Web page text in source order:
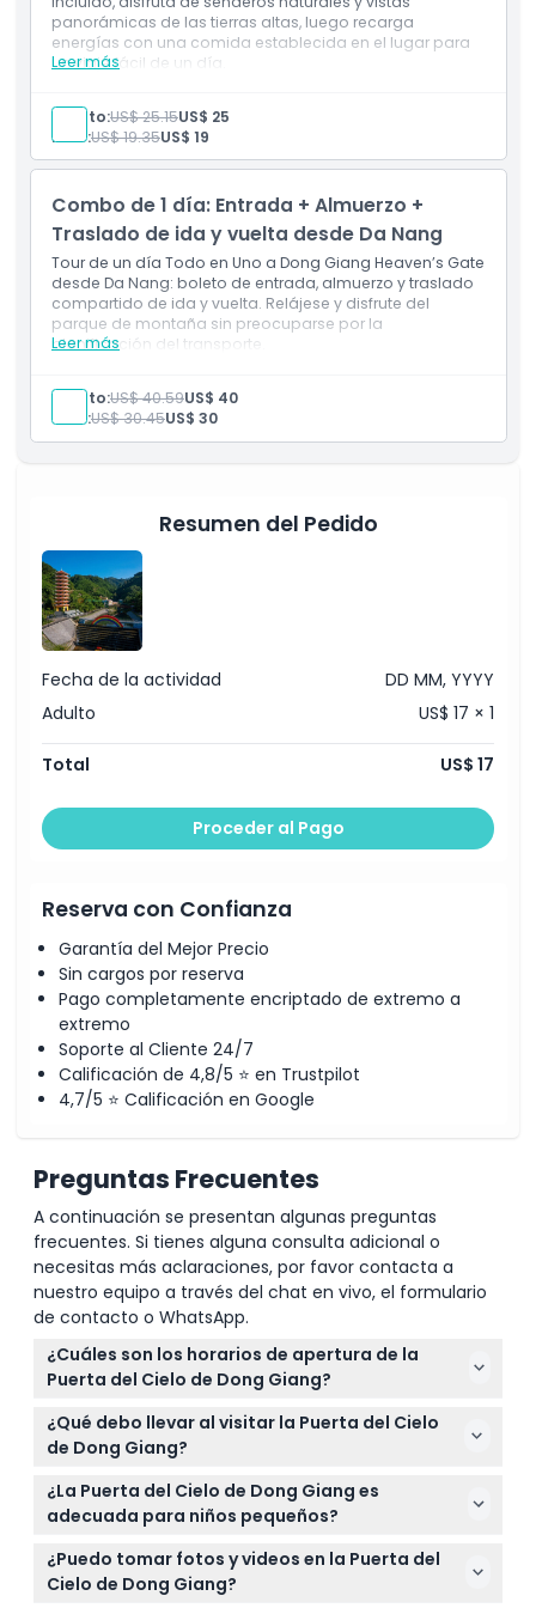
Horario de Apertura
Cosas a Saber
Ubicación
Código de Vestimenta
Política de Cancelación
panorámicas de las tierras altas, luego recarga
energías con una comida establecida en el lugar para
un viaje fácil de un día.
Leer más
Entrada a las atracciones
Almuerzo
Adulto:US$ 25.15US$ 25
Niño:US$ 19.35US$ 19
Combo de 1 día: Entrada + Almuerzo +
Traslado de ida y vuelta desde Da Nang
Tour de un día Todo en Uno a Dong Giang Heaven’s Gate
desde Da Nang: boleto de entrada, almuerzo y traslado
compartido de ida y vuelta. Relájese y disfrute del
parque de montaña sin preocuparse por la
planificación del transporte.
Leer más
Autobús lanzadera ida y vuelta desde Da Nang a
Dong Giang
Boleto de entrada que cubre todas las atracciones
Experiencia de tejido tradicional de brocado en la
Aldea Cultural Co Tu
Adulto:US$ 40.59US$ 40
Niño:US$ 30.45US$ 30
Resumen del Pedido
Fecha de la actividad
DD MM, YYYY
Adulto
US$ 17 × 1
Total US$ 17
Proceder al Pago
Reserva con Confianza
Garantía del Mejor Precio
Sin cargos por reserva
Pago completamente encriptado de extremo a
extremo
Soporte al Cliente 24/7
Calificación de 4,8/5 ⭐ en Trustpilot
4,7/5 ⭐ Calificación en Google
Preguntas Frecuentes
A continuación se presentan algunas preguntas
frecuentes. Si tienes alguna consulta adicional o
necesitas más aclaraciones, por favor contacta a
nuestro equipo a través del chat en vivo, el formulario
de contacto o WhatsApp.
¿Cuáles son los horarios de apertura de la
Puerta del Cielo de Dong Giang?
La Puerta del Cielo de Dong Giang está abierta
todos los días de 8:00 AM a 5:30 PM, con la última
entrada a las 5:00 PM (sujeto a cambios — por
favor confirme al momento de la reserva).
¿Qué debo llevar al visitar la Puerta del Cielo
de Dong Giang?
Asegúrese de llevar agua, protector solar, repelente
de insectos, un impermeable y use zapatos
cómodos con buen agarre, ya que los senderos
cerca de cascadas y cuevas pueden ser irregulares
y resbaladizos.
¿La Puerta del Cielo de Dong Giang es
adecuada para niños pequeños?
Los niños menores de 100 cm pueden entrar gratis,
mientras que los niños de 140 cm o más pagan la
tarifa de adulto. El sitio tiene algunos terrenos
¿Puedo tomar fotos y videos en la Puerta del
Cielo de Dong Giang?